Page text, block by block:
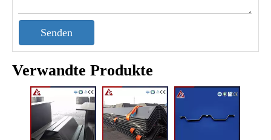
Senden
Verwandte Produkte